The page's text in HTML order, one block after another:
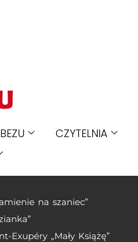
CZYTELNIA
na szaniec”
Exupéry „Mały Książę”